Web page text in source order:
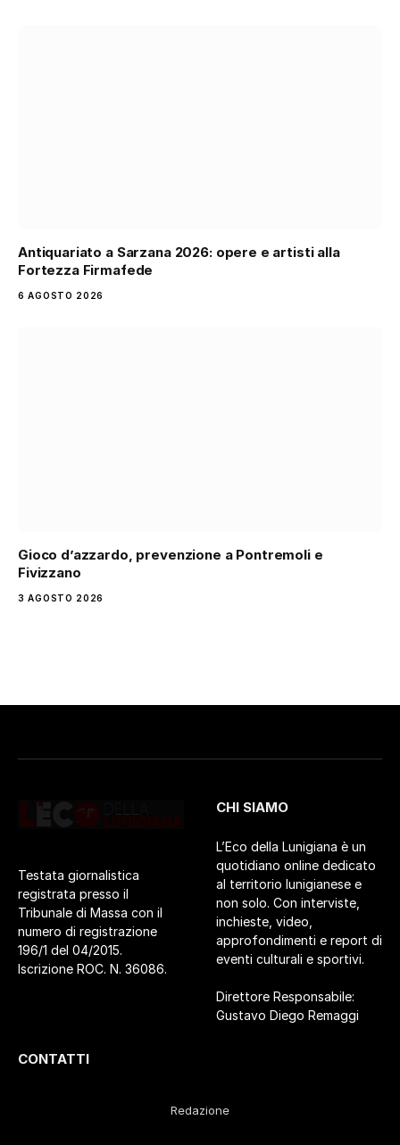
Antiquariato a Sarzana 2026: opere e artisti alla
Fortezza Firmafede
6 AGOSTO 2026
Gioco d’azzardo, prevenzione a Pontremoli e
Fivizzano
3 AGOSTO 2026
Testata giornalistica
registrata presso il
Tribunale di Massa con il
numero di registrazione
196/1 del 04/2015.
Iscrizione ROC. N. 36086.
CHI SIAMO
L’Eco della Lunigiana è un
quotidiano online dedicato
al territorio lunigianese e
non solo. Con interviste,
inchieste, video,
approfondimenti e report di
eventi culturali e sportivi.
Direttore Responsabile:
Gustavo Diego Remaggi
CONTATTI
Redazione